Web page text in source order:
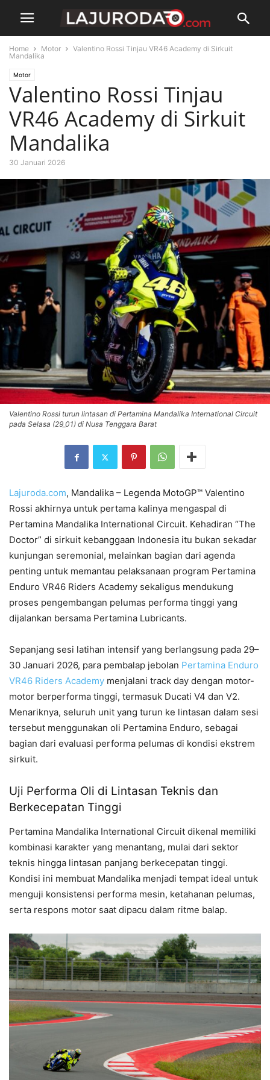
Home Motor
Valentino Rossi Tinjau VR46 Academy di Sirkuit
Mandalika
Motor
Valentino Rossi Tinjau
VR46 Academy di Sirkuit
Mandalika
30 Januari 2026
Valentino Rossi turun lintasan di Pertamina Mandalika International Circuit
pada Selasa (29_01) di Nusa Tenggara Barat
Lajuroda.com, Mandalika – Legenda MotoGP™ Valentino
Rossi akhirnya untuk pertama kalinya mengaspal di
Pertamina Mandalika International Circuit. Kehadiran “The
Doctor” di sirkuit kebanggaan Indonesia itu bukan sekadar
kunjungan seremonial, melainkan bagian dari agenda
penting untuk memantau pelaksanaan program Pertamina
Enduro VR46 Riders Academy sekaligus mendukung
proses pengembangan pelumas performa tinggi yang
dijalankan bersama Pertamina Lubricants.
Sepanjang sesi latihan intensif yang berlangsung pada 29–
30 Januari 2026, para pembalap jebolan Pertamina Enduro
VR46 Riders Academy menjalani track day dengan motor-
motor berperforma tinggi, termasuk Ducati V4 dan V2.
Menariknya, seluruh unit yang turun ke lintasan dalam sesi
tersebut menggunakan oli Pertamina Enduro, sebagai
bagian dari evaluasi performa pelumas di kondisi ekstrem
sirkuit.
Uji Performa Oli di Lintasan Teknis dan
Berkecepatan Tinggi
Pertamina Mandalika International Circuit dikenal memiliki
kombinasi karakter yang menantang, mulai dari sektor
teknis hingga lintasan panjang berkecepatan tinggi.
Kondisi ini membuat Mandalika menjadi tempat ideal untuk
menguji konsistensi performa mesin, ketahanan pelumas,
serta respons motor saat dipacu dalam ritme balap.